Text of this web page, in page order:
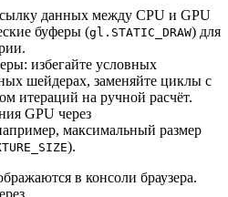
данных между CPU и GPU
буферы (gl.STATIC_DRAW) для
избегайте условных
шейдерах, заменяйте циклы с
итераций на ручной расчёт.
GPU через
максимальный размер
).
в консоли браузера.